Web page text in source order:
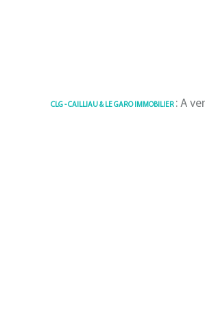
CLG - CAILLIAU & LE GARO IMMOBILIER: A vendre